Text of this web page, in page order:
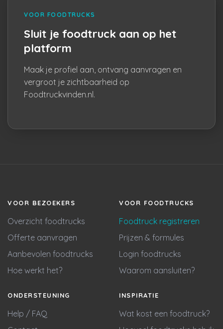
VOOR FOODTRUCKS
Sluit je foodtruck aan op het
platform
Maak je profiel aan, ontvang aanvragen en
vergroot je zichtbaarheid op
Foodtruckvinden.nl.
VOOR BEZOEKERS
Overzicht foodtrucks
Offerte aanvragen
Aanbevolen foodtrucks
Hoe werkt het?
VOOR FOODTRUCKS
Foodtruck registreren
Prijzen & formules
Login foodtrucks
Waarom aansluiten?
ONDERSTEUNING
Help / FAQ
INSPIRATIE
Wat kost een foodtruck?